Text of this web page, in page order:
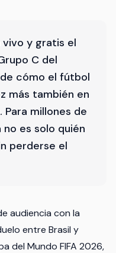
y gratis el
C del
cómo el fútbol
más también en
millones de
es solo quién
perderse el
audiencia con la
entre Brasil y
del Mundo FIFA 2026,